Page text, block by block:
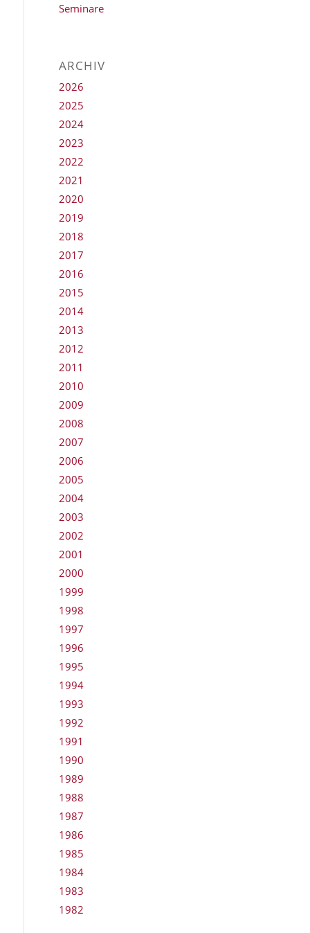
Seminare
ARCHIV
2026
2025
2024
2023
2022
2021
2020
2019
2018
2017
2016
2015
2014
2013
2012
2011
2010
2009
2008
2007
2006
2005
2004
2003
2002
2001
2000
1999
1998
1997
1996
1995
1994
1993
1992
1991
1990
1989
1988
1987
1986
1985
1984
1983
1982